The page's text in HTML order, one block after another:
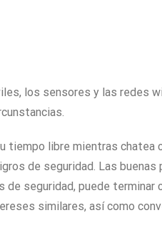
los sensores y las redes
tiempo libre mientras chatea
de seguridad. Las
seguridad, puede terminar
similares, así como